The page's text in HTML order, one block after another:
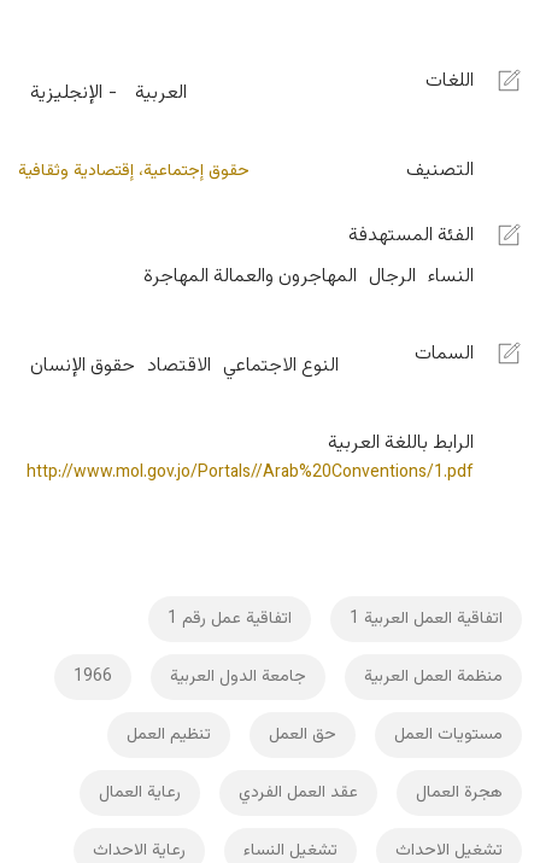
اللغات العربية الإنجليزية
التصنيف حقوق إجتماعية، إقتصادية وثقافية
الفئة المستهدفة
النساء الرجال المهاجرون والعمالة المهاجرة
السمات النوع الاجتماعي الاقتصاد حقوق الإنسان
الرابط باللغة العربية
http://www.mol.gov.jo/Portals//Arab%20Conventions/1.pdf
اتفاقية العمل العربية 1 اتفاقية عمل رقم 1
منظمة العمل العربية جامعة الدول العربية 1966
مستويات العمل حق العمل تنظيم العمل
هجرة العمال عقد العمل الفردي رعاية العمال
تشغيل الاحداث تشغيل النساء رعاية الاحداث